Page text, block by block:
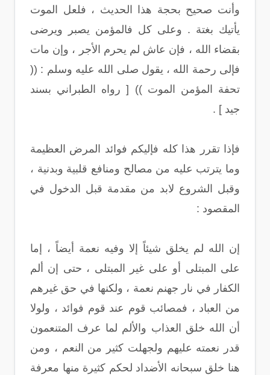
وأنت صحيح بحجة هذا الحديث ، فلعل الموت
يأتيك بغتة . وعلى كل فالمؤمن يصبر ويرضى
بقضاء الله ، فإن عاش لم يحرم الأجر ، وإن مات
فإلى رحمة الله ، يقول صلى الله عليه وسلم : ((
تحفة المؤمن الموت )) [ رواه الطبراني بسند
جيد ] .
فإذا تقرر هذا كله فإليكم فوائد المرض العظيمة
وما يترتب عليه من مصالح ومنافع قلبية وبدنية ،
وقبل الشروع لابد من مقدمة قبل الدخول في
المقصود :
إن الله لم يخلق شيئاً إلا وفيه نعمة أيضاً ، إما
على المبتلى أو على غير المبتلى ، حتى إن ألم
الكفار في نار جهنم نعمة ، ولكنها في حق غيرهم
من العباد ، فمصائب قوم عند قوم فوائد ، ولولا
أن الله خلق العذاب والألم لما عرف المتنعمون
قدر نعمته عليهم ولجهلت كثير من النعم ، ومن
هنا خلق سبحانه الأضداد لحكم كثيرة منها معرفة